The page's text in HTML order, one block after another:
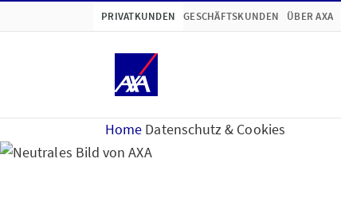
PRIVATKUNDEN GESCHÄFTSKUNDEN ÜBER AXA
Home Datenschutz & Cookies